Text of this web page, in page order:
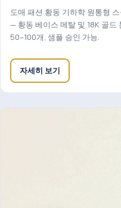
도매 패션 황동 기하학 원통형
— 황동 베이스 메탈 및 18K 골
50–100개, 샘플 승인 가능.
자세히 보기